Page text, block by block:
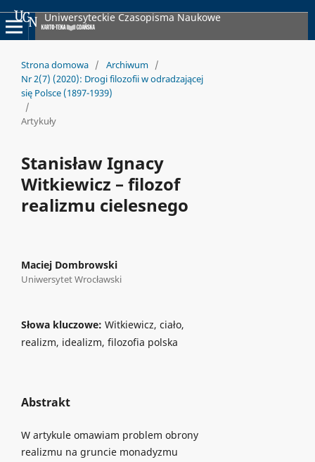
Uniwersyteckie Czasopisma Naukowe
Strona domowa / Archiwum /
Nr 2(7) (2020): Drogi filozofii w odradzającej
się Polsce (1897-1939)
/
Artykuły
Stanisław Ignacy
Witkiewicz – filozof
realizmu cielesnego
Maciej Dombrowski
Uniwersytet Wrocławski
Słowa kluczowe: Witkiewicz, ciało,
realizm, idealizm, filozofia polska
Abstrakt
W artykule omawiam problem obrony
realizmu na gruncie monadyzmu